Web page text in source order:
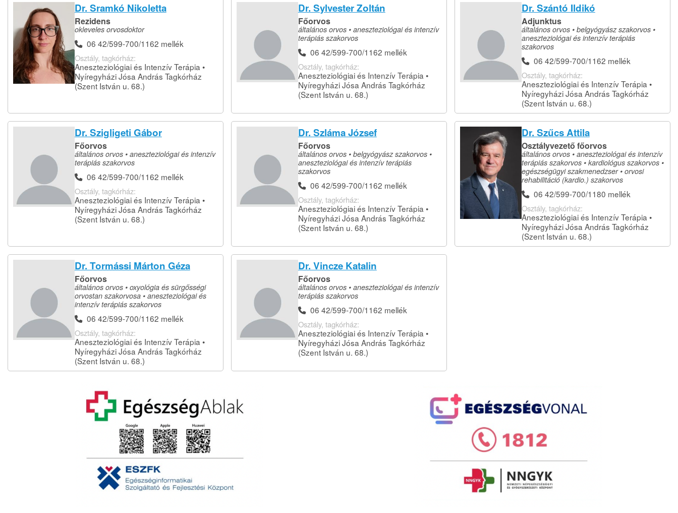
Dr. Sramkó Nikoletta
Rezidens
okleveles orvosdoktor
06 42/599-700/1162 mellék
Osztály, tagkórház:
Aneszteziológiai és Intenzív Terápia •
Nyíregyházi Jósa András Tagkórház
(Szent István u. 68.)
Dr. Sylvester Zoltán
Főorvos
általános orvos • aneszteziológai és intenzív
terápiás szakorvos
06 42/599-700/1162 mellék
Osztály, tagkórház:
Aneszteziológiai és Intenzív Terápia •
Nyíregyházi Jósa András Tagkórház
(Szent István u. 68.)
Dr. Szántó Ildikó
Adjunktus
általános orvos • belgyógyász szakorvos •
aneszteziológai és intenzív terápiás
szakorvos
06 42/599-700/1162 mellék
Osztály, tagkórház:
Aneszteziológiai és Intenzív Terápia •
Nyíregyházi Jósa András Tagkórház
(Szent István u. 68.)
Dr. Szigligeti Gábor
Főorvos
általános orvos • aneszteziológai és intenzív
terápiás szakorvos
06 42/599-700/1162 mellék
Osztály, tagkórház:
Aneszteziológiai és Intenzív Terápia •
Nyíregyházi Jósa András Tagkórház
(Szent István u. 68.)
Dr. Szláma József
Főorvos
általános orvos • belgyógyász szakorvos •
aneszteziológai és intenzív terápiás
szakorvos
06 42/599-700/1162 mellék
Osztály, tagkórház:
Aneszteziológiai és Intenzív Terápia •
Nyíregyházi Jósa András Tagkórház
(Szent István u. 68.)
Dr. Szűcs Attila
Osztályvezető főorvos
általános orvos • aneszteziológai és intenzív
terápiás szakorvos • kardiológus szakorvos •
egészségügyi szakmenedzser • orvosi
rehabilitáció (kardio.) szakorvos
06 42/599-700/1180 mellék
Osztály, tagkórház:
Aneszteziológiai és Intenzív Terápia •
Nyíregyházi Jósa András Tagkórház
(Szent István u. 68.)
Dr. Tormássi Márton Géza
Főorvos
általános orvos • oxyológia és sürgősségi
orvostan szakorvosa • aneszteziológai és
intenzív terápiás szakorvos
06 42/599-700/1162 mellék
Osztály, tagkórház:
Aneszteziológiai és Intenzív Terápia •
Nyíregyházi Jósa András Tagkórház
(Szent István u. 68.)
Dr. Vincze Katalin
Főorvos
általános orvos • aneszteziológai és intenzív
terápiás szakorvos
06 42/599-700/1162 mellék
Osztály, tagkórház:
Aneszteziológiai és Intenzív Terápia •
Nyíregyházi Jósa András Tagkórház
(Szent István u. 68.)